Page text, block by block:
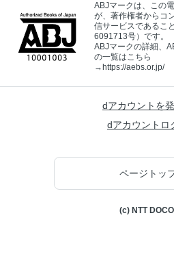
ABJマークは、この
が、著作権者からコ
信サービスであるこ
6091713号）です。
ABJマークの詳細、
の一覧はこちら
→ https://aebs.or.jp/
dアカウントを
dアカウントロ
ページトッ
(c) NTT